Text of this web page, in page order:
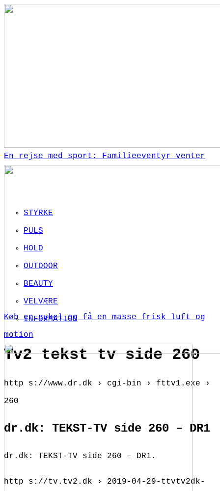
En rejse med sport: Familieeventyr venter
Køb en cykel og få en masse frisk luft og
motion
STYRKE
PULS
HOLD
OUTDOOR
BEAUTY
VELVÆRE
INFORMATION
Tv2 tekst tv side 260
http s://www.dr.dk › cgi-bin › fttv1.exe ›
260
dr.dk: TEKST-TV side 260 – DR1
dr.dk: TEKST-TV side 260 – DR1.
http s://tv.tv2.dk › 2019-04-29-ttvtv2dk-